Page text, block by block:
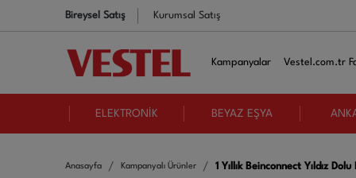
Bireysel Satış Kurumsal Satış
Kampanyalar Vestel.com.tr
ELEKTRONİK BEYAZ EŞYA
Anasayfa Kampanyalı Ürünler 1 Yıllık Beinconnect Yıldız